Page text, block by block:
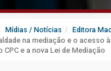
Mídias / Notícias
Editora
na mediação e o acesso
e a nova Lei de Mediação